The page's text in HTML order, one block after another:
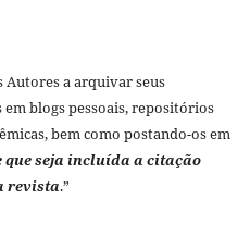
Autores a arquivar seus
blogs pessoais, repositórios
bem como postando-os em
que seja incluída a citação
revista.”